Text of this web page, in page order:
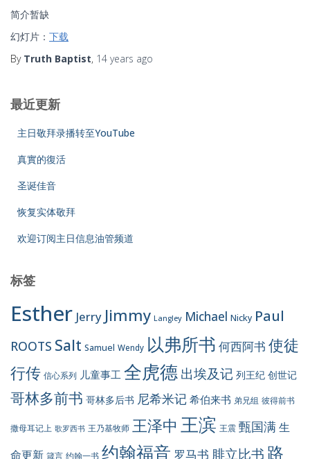
简介暂缺
幻灯片： 下载
By Truth Baptist, 14 years ago
最近更新
主日敬拜录播转至YouTube
真實的復活
圣诞佳音
恢复实体敬拜
欢迎订阅主日信息油管频道
标签
Esther Jerry Jimmy Langley Michael Nicky Paul
ROOTS Salt Samuel Wendy 以弗所书 何西阿书 使徒
行传 信心系列 儿童事工 全虎德出埃及记 列王纪 创世记
哥林多前书 哥林多后书 尼希米记 希伯来书 弟兄组 彼得前书
撒母耳记上 歌罗西书 王乃基牧师 王泽中 王滨 王震 甄国满生
命更新 箴言 约翰一书 约翰福音 罗马书 腓立比书 路